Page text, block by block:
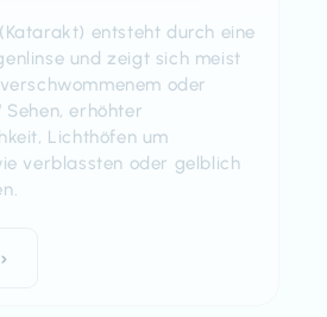
entsteht durch eine
und zeigt sich meist
oder
Sehen, erhöhter
Lichthöfen um
verblassten oder gelblich